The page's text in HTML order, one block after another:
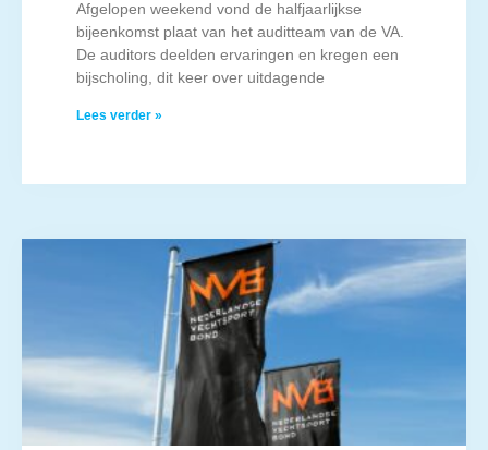
Afgelopen weekend vond de halfjaarlijkse
bijeenkomst plaat van het auditteam van de VA.
De auditors deelden ervaringen en kregen een
bijscholing, dit keer over uitdagende
Lees verder »